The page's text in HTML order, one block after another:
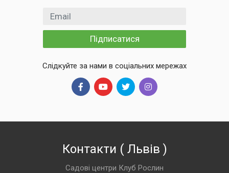
Email
Підписатися
Слідкуйте за нами в соціальних мережах
Контакти ( Львів )
Садові центри Клуб Рослин